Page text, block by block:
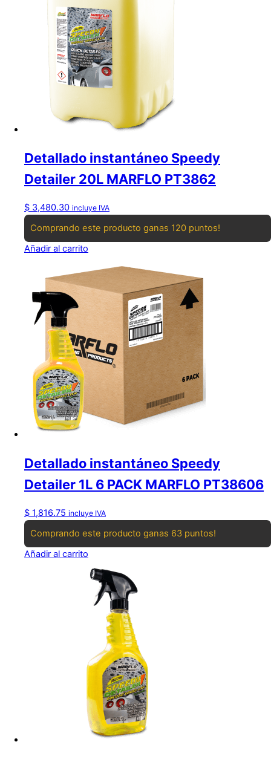
Detallado instantáneo Speedy
Detailer 20L MARFLO PT3862
$ 3,480.30 incluye IVA
Comprando este producto ganas 120 puntos!
Añadir al carrito
Detallado instantáneo Speedy
Detailer 1L 6 PACK MARFLO PT38606
$ 1,816.75 incluye IVA
Comprando este producto ganas 63 puntos!
Añadir al carrito